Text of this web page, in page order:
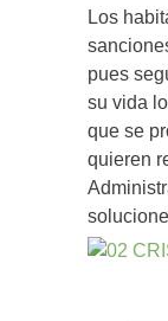
Los
pues
su vida
que se
quieren